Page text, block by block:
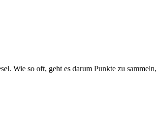
Wie so oft, geht es darum Punkte zu sammeln,